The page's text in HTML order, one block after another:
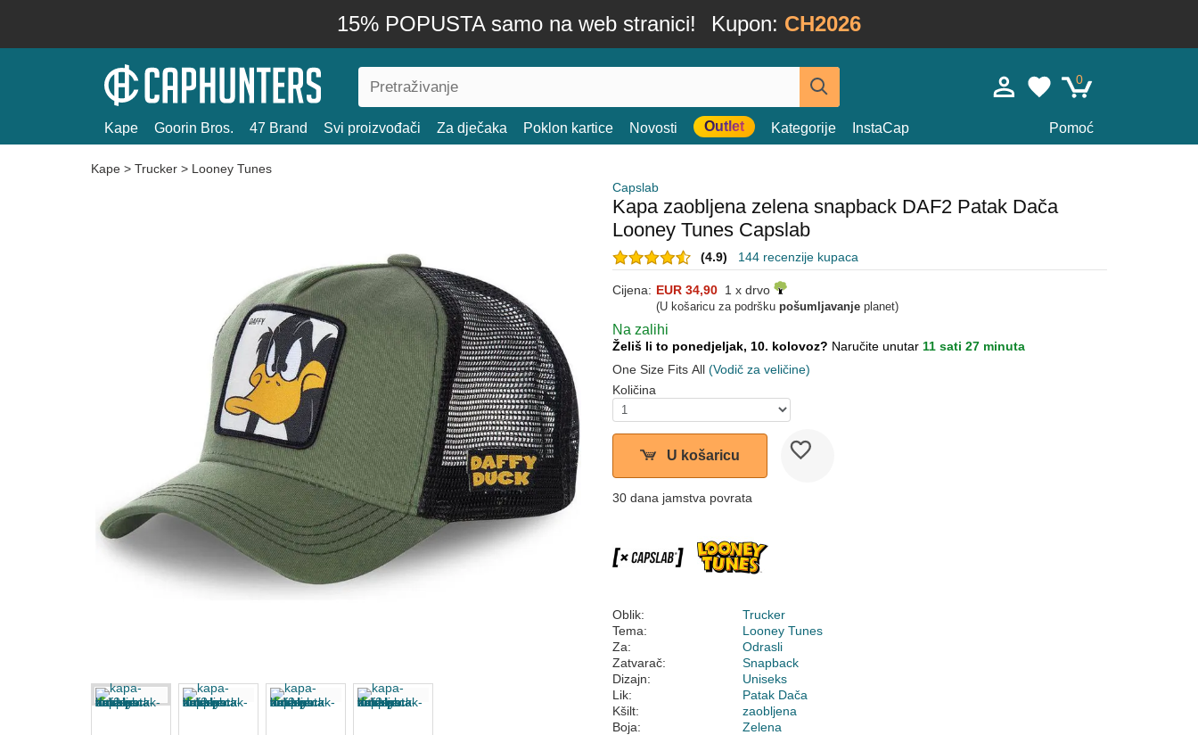
15% POPUSTA samo na web stranici! Kupon: CH2026
0
Kape Goorin Bros. 47 Brand Svi proizvođači Za dječaka Poklon kartice Novosti Outlet Kategorije InstaCap Pomoć
Kape > Trucker > Looney Tunes
Capslab
Kapa zaobljena zelena snapback DAF2 Patak Dača
Looney Tunes Capslab
(4.9) 144 recenzije kupaca
Cijena: EUR 34,90 1 x drvo
(U košaricu za podršku pošumljavanje planet)
Na zalihi
Želiš li to ponedjeljak, 10. kolovoz? Naručite unutar 11 sati 27 minuta
One Size Fits All (Vodič za veličine)
Količina
U košaricu
30 dana jamstva povrata
Oblik:
Trucker
Tema:
Looney Tunes
Za:
Odrasli
Zatvarač:
Snapback
Dizajn:
Uniseks
Lik:
Patak Dača
Kšilt:
zaobljena
Boja:
Zelena